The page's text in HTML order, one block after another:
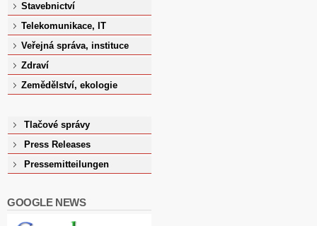
Stavebnictví
Telekomunikace, IT
Veřejná správa, instituce
Zdraví
Zemědělství, ekologie
Tlačové správy
Press Releases
Pressemitteilungen
GOOGLE NEWS